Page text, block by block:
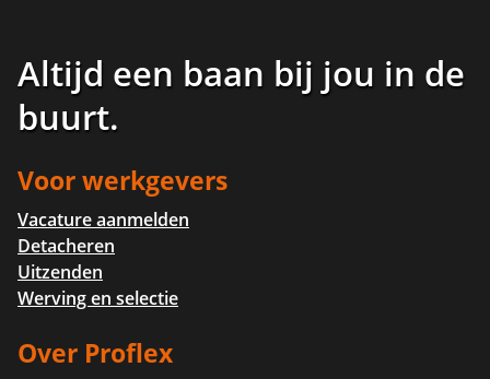
Altijd een baan bij jou in de
buurt.
Voor werkgevers
Vacature aanmelden
Detacheren
Uitzenden
Werving en selectie
Over Proflex